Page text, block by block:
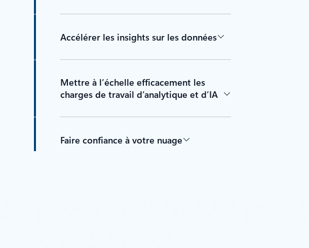
Accélérer les insights sur les données
Mettre à l’échelle efficacement les
charges de travail d’analytique et d’IA
Faire confiance à votre nuage